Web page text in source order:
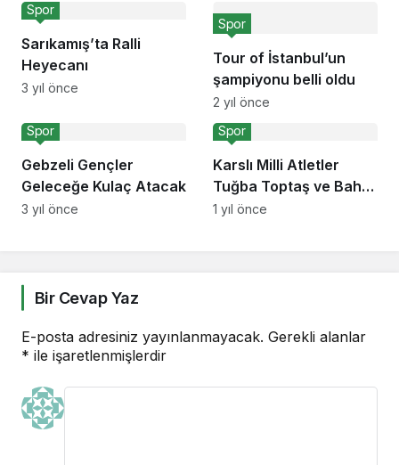
Sarıkamış’ta Ralli
Heyecanı
Spor
3 yıl önce
Tour of İstanbul’un
şampiyonu belli oldu
Spor
2 yıl önce
Gebzeli Gençler
Geleceğe Kulaç Atacak
Spor
3 yıl önce
Karslı Milli Atletler
Tuğba Toptaş ve Bahar
Yıldırım’dan Büyük
Spor
1 yıl önce
Bir Cevap Yaz
E-posta adresiniz yayınlanmayacak. Gerekli alanlar
* ile işaretlenmişlerdir